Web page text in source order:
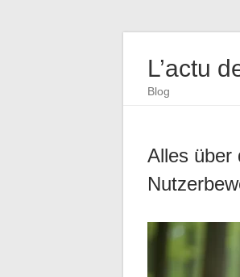
L’actu
Blog
Alles über